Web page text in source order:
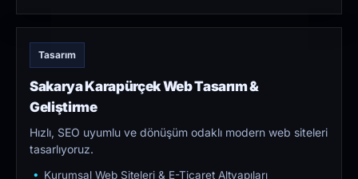
Tasarım
Sakarya Karapürçek Web Tasarım &
Geliştirme
Hızlı, SEO uyumlu ve dönüşüm odaklı modern web siteleri
tasarlıyoruz.
Kurumsal Web Siteleri & E-Ticaret Altyapıları